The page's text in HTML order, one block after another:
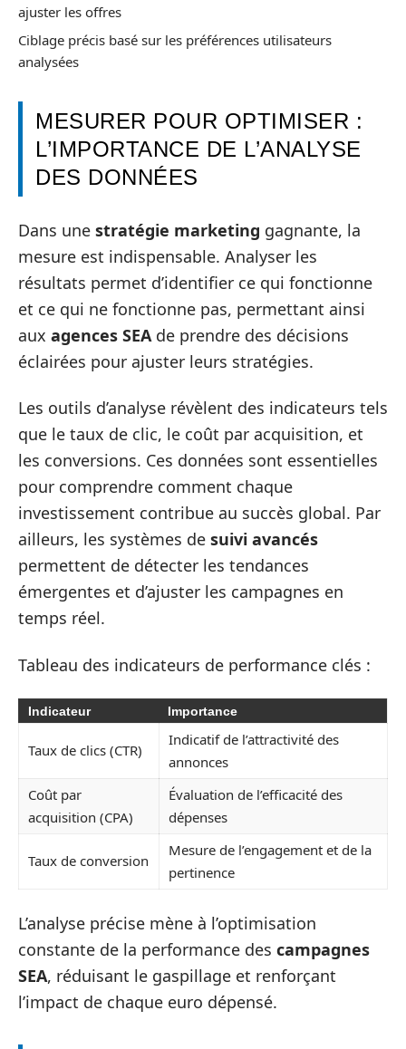
ajuster les offres
Ciblage précis basé sur les préférences utilisateurs
analysées
MESURER POUR OPTIMISER :
L’IMPORTANCE DE L’ANALYSE
DES DONNÉES
Dans une stratégie marketing gagnante, la
mesure est indispensable. Analyser les
résultats permet d’identifier ce qui fonctionne
et ce qui ne fonctionne pas, permettant ainsi
aux agences SEA de prendre des décisions
éclairées pour ajuster leurs stratégies.
Les outils d’analyse révèlent des indicateurs tels
que le taux de clic, le coût par acquisition, et
les conversions. Ces données sont essentielles
pour comprendre comment chaque
investissement contribue au succès global. Par
ailleurs, les systèmes de suivi avancés
permettent de détecter les tendances
émergentes et d’ajuster les campagnes en
temps réel.
Tableau des indicateurs de performance clés :
Indicateur Importance
Taux de clics (CTR)
Indicatif de l’attractivité des
annonces
Coût par
acquisition (CPA)
Évaluation de l’efficacité des
dépenses
Taux de conversion
Mesure de l’engagement et de la
pertinence
L’analyse précise mène à l’optimisation
constante de la performance des campagnes
SEA, réduisant le gaspillage et renforçant
l’impact de chaque euro dépensé.